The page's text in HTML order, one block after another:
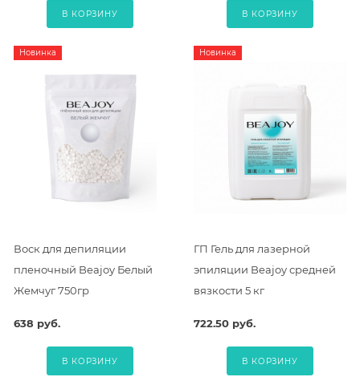
В КОРЗИНУ В КОРЗИНУ
Новинка
Воск для депиляции
пленочный Beajoy Белый
Жемчуг 750гр
638 руб.
В КОРЗИНУ
Новинка
ГП Гель для лазерной
эпиляции Beajoy средней
вязкости 5 кг
722.50 руб.
В КОРЗИНУ